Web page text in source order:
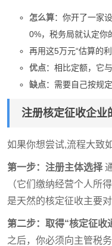
怎么算：你开了一家
0%，税务局就认定你
再用这5万元“估算的
优点：相比定额，它
缺点：需要自己按规
注册核定征收企业
如果你想尝试,流程大致
第一步：注册主体选择
（它们缴纳经营个人所
是天然的核定征收主要对
第二步：取得“核定征收
之后，你必须向主管税